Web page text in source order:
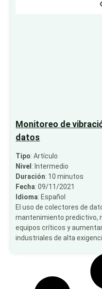
Monitoreo de
datos
Tipo: Artículo
Nivel: Intermedio
Duración: 10 minutos
Fecha: 09/11/2021
Idioma: Español
El uso de colectores de
mantenimiento predictivo,
equipos críticos y
industriales de alta